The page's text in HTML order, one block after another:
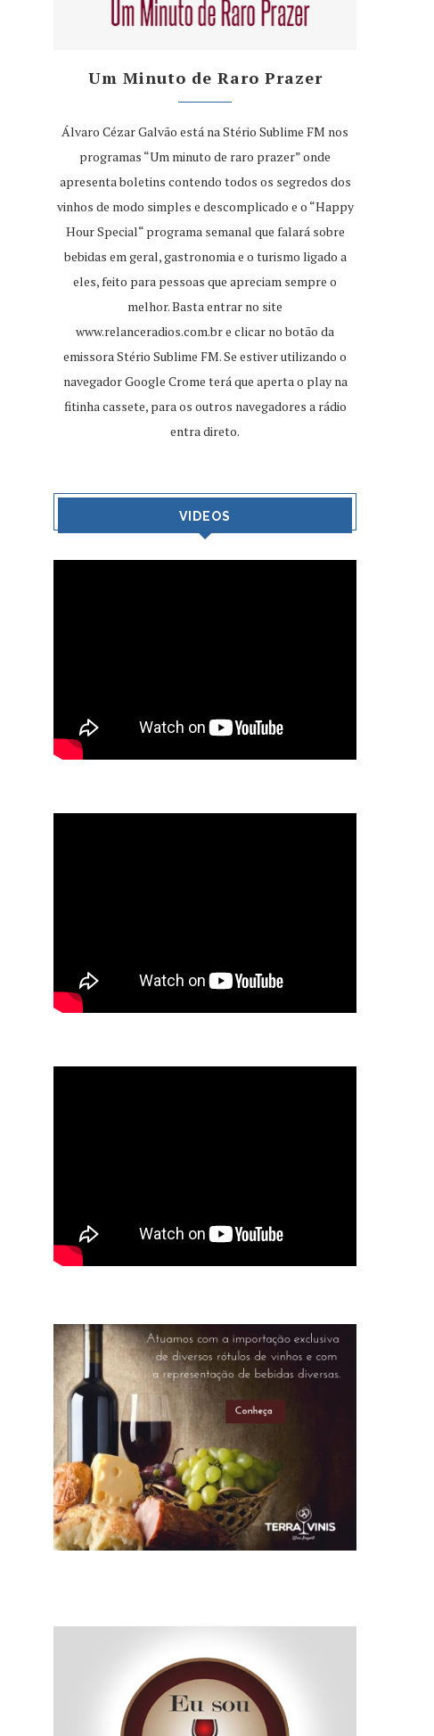
Um Minuto de Raro Prazer
Álvaro Cézar Galvão está na Stério Sublime FM nos
programas “Um minuto de raro prazer” onde
apresenta boletins contendo todos os segredos dos
vinhos de modo simples e descomplicado e o “Happy
Hour Special“ programa semanal que falará sobre
bebidas em geral, gastronomia e o turismo ligado a
eles, feito para pessoas que apreciam sempre o
melhor. Basta entrar no site
www.relanceradios.com.bre clicar no botão da
emissora Stério Sublime FM. Se estiver utilizando o
navegador Google Crome terá que aperta o play na
fitinha cassete, para os outros navegadores a rádio
entra direto.
VIDEOS